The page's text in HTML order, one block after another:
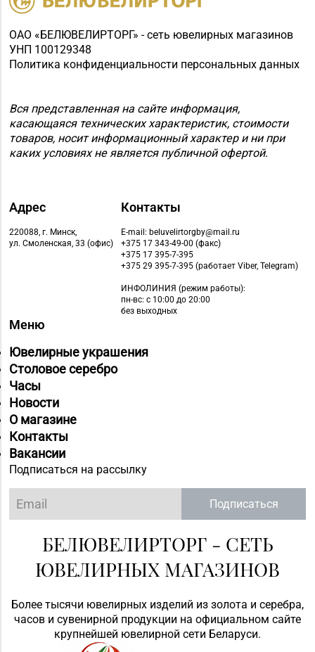
ОАО «БЕЛЮВЕЛИРТОРГ» - сеть ювелирных магазинов
УНП 100129348
Политика конфиденциальности персональных данных
Вся представленная на сайте информация,
касающаяся технических характеристик, стоимости
товаров, носит информационный характер и ни при
каких условиях не является публичной офертой.
Адрес
220088, г. Минск,
ул. Смоленская, 33 (офис)
Контакты
E-mail: beluvelirtorgby@mail.ru
+375 17 343-49-00 (факс)
+375 17 395-7-395
+375 29 395-7-395 (работает Viber, Telegram)
ИНФОЛИНИЯ (режим работы):
пн-вс: с 10:00 до 20:00
без выходных
Меню
Ювелирные украшения
Столовое серебро
Часы
Новости
О магазине
Контакты
Вакансии
Подписаться на рассылку
Подписаться
БЕЛЮВЕЛИРТОРГ - СЕТЬ
ЮВЕЛИРНЫХ МАГАЗИНОВ
Более тысячи ювелирных изделий из золота и серебра,
часов и сувенирной продукции на официальном сайте
крупнейшей ювелирной сети Беларуси.